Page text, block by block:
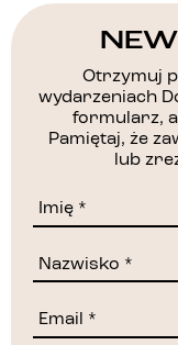
Otrzymuj
wydarzeniach
formularz,
Pamiętaj, że
lub